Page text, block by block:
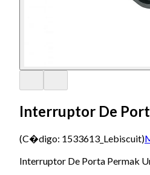
Interruptor De
(C�digo: 1533613_Lebiscuit)
Interruptor De Porta Permak